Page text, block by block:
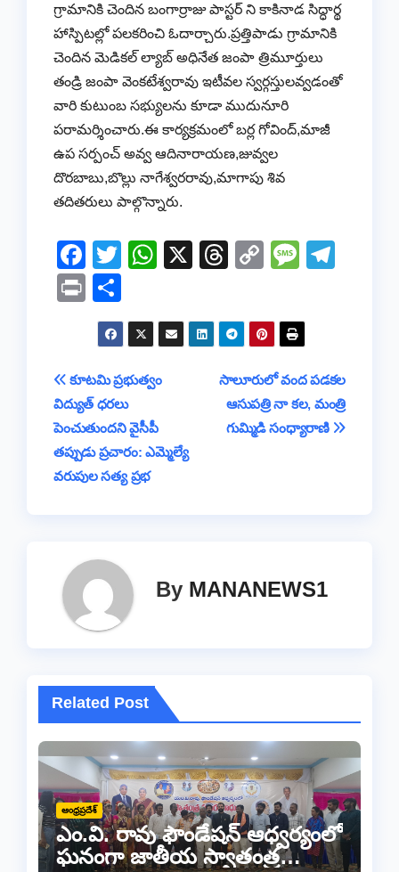
గ్రామానికి చెందిన బంగార్రాజు పాస్టర్ ని కాకినాడ సిద్ధార్థ
హాస్పిటల్లో పలకరించి ఓదార్చారు.ప్రత్తిపాడు గ్రామానికి
చెందిన మెడికల్ ల్యాబ్ అధినేత జంపా త్రిమూర్తులు
తండ్రి జంపా వెంకటేశ్వరావు ఇటీవల స్వర్గస్తులవ్వడంతో
వారి కుటుంబ సభ్యులను కూడా ముదునూరి
పరామర్శించారు.ఈ కార్యక్రమంలో బర్ల గోవింద్,మాజీ
ఉప సర్పంచ్ అవ్వ ఆదినారాయణ,జువ్వల
దొరబాబు,బొల్లు నాగేశ్వరరావు,మాగాపు శివ
తదితరులు పాల్గొన్నారు.
F
a
c
e
b
o
o
k
T
er
W
s
p
X
T
a
d
s
C
y
Li
n
k
M
a
g
e
a
m
Pr
in h
ar
e
Post
navigation
సాలూరులో వంద పడకల
ఆసుపత్రి నా కల, మంత్రి
గుమ్మిడి సంధ్యారాణి
కూటమి ప్రభుత్వం
విద్యుత్ ధరలు
పెంచుతుందని వైసీపీ
తప్పుడు ప్రచారం: ఎమ్మెల్యే
వరుపుల సత్య ప్రభ
By MANANEWS1
Related Post
ఆంధ్రప్రదేశ్
ఎం.వి. రావు ఫౌండేషన్ ఆధ్వర్యంలో
ఘనంగా జాతీయ స్వాతంత్ర